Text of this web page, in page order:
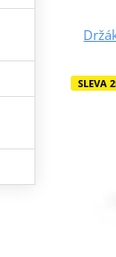
SLEVA